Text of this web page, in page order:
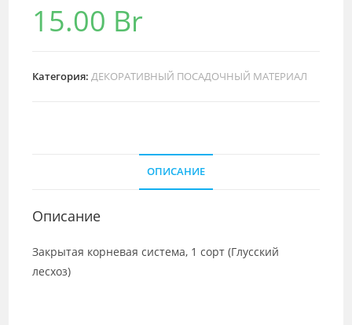
15.00 Br
Категория:ДЕКОРАТИВНЫЙ ПОСАДОЧНЫЙ МАТЕРИАЛ
ОПИСАНИЕ
Описание
Закрытая корневая система, 1 сорт (Глусский
лесхоз)